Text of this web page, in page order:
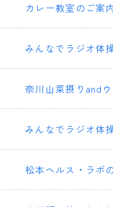
カレー教室のご案
みんなでラジオ体
奈川山菜摂りand
みんなでラジオ体
松本ヘルス・ラボ